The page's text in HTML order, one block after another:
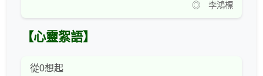
◎ 李鴻標
【心靈絮語】
從0想起